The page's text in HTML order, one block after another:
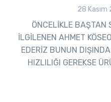
28 Kasım
ÖNCELİKLE BAŞTAN
İLGİLENEN AHMET
EDERİZ BUNUN
HIZLILIĞI GEREKSE